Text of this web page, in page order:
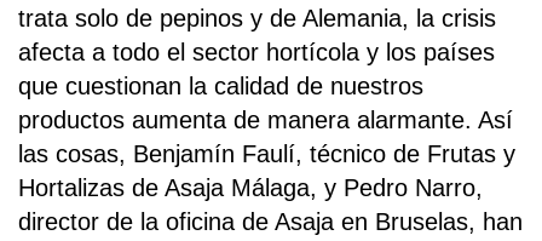
trata solo de pepinos y de Alemania, la crisis
afecta a todo el sector hortícola y los países
que cuestionan la calidad de nuestros
productos aumenta de manera alarmante. Así
las cosas, Benjamín Faulí, técnico de Frutas y
Hortalizas de Asaja Málaga, y Pedro Narro,
director de la oficina de Asaja en Bruselas, han